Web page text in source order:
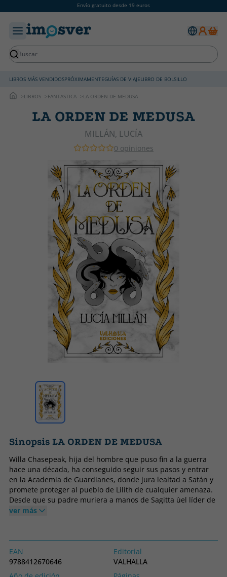
Envío gratuito desde 19 euros
LIBROS MÁS VENDIDOSPRÓXIMAMENTEGUÍAS DE VIAJELIBRO DE BOLSILLO
LIBROS FANTASTICA LA ORDEN DE MEDUSA
LA ORDEN DE MEDUSA
MILLÁN, LUCÍA
0 opiniones
Sinopsis LA ORDEN DE MEDUSA
Willa Chasepeak, hija del hombre que puso fin a la guerra
hace una década, ha conseguido seguir sus pasos y entrar
en la Academia de Guardianes, donde jura lealtad a Satán y
promete proteger al pueblo de Lilith de cualquier amenaza.
Desde que su padre muriera a manos de Sagitta ùel líder de
la Orden de Medusaù, la organización de brujos y brujas
investigar un asesinato en el que encuentra muchas
similitudes con el modus operandi de la Orden. Willa no
tardará en obsesionarse, pero es enviada al mundo de los
humanos a investigar una serie de sucesos extraños que
ver más
EAN
9788412670646
Editorial
VALHALLA